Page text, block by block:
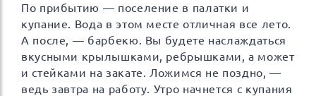
По прибытию — поселение в палатки и
купание. Вода в этом месте отличная все лето.
А после, — барбекю. Вы будете наслаждаться
вкусными крылышками, ребрышками, а может
и стейками на закате. Ложимся не поздно, —
ведь завтра на работу. Утро начнется с купания